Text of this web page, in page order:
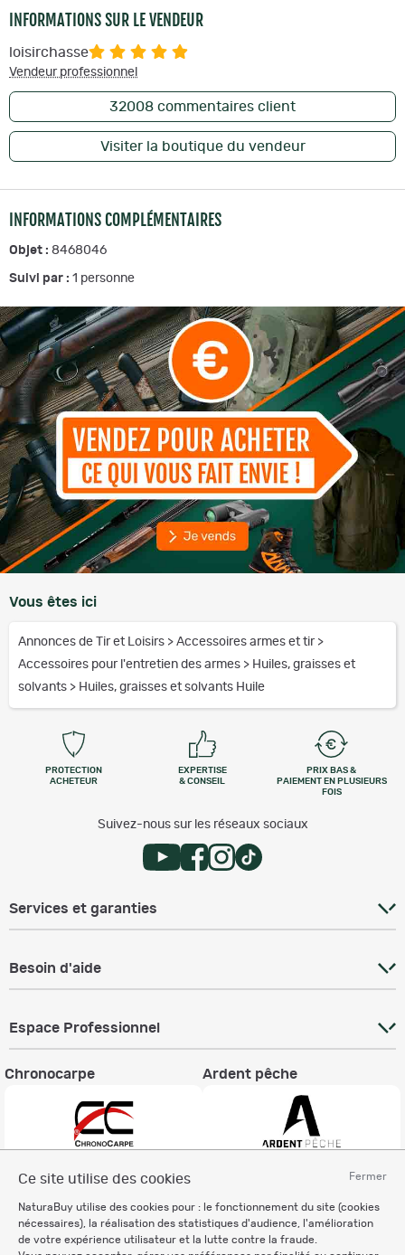
Fermer
Ce site utilise des cookies
NaturaBuy utilise des cookies pour : le fonctionnement du site (cookies
nécessaires), la réalisation des statistiques d'audience, l'amélioration
de votre expérience utilisateur et la lutte contre la fraude.
INFORMATIONS SUR LE VENDEUR
loisirchasse
Vendeur professionnel
32008 commentaires client
Visiter la boutique du vendeur
INFORMATIONS COMPLÉMENTAIRES
Objet : 8468046
Suivi par : 1 personne
Vous êtes ici
Annonces de Tir et Loisirs > Accessoires armes et tir >
Accessoires pour l'entretien des armes > Huiles, graisses et
solvants > Huiles, graisses et solvants Huile
PROTECTION
ACHETEUR
EXPERTISE
& CONSEIL
PRIX BAS &
PAIEMENT EN PLUSIEURS
FOIS
Suivez-nous sur les réseaux sociaux
Services et garanties
Besoin d'aide
Espace Professionnel
Chronocarpe Ardent pêche
Charte éthique
Mentions légales